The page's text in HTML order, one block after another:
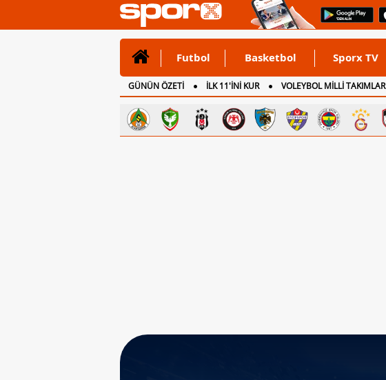
Futbol Basketbol Sporx TV
GÜNÜN ÖZETİ İLK 11'İNİ KUR VOLEYBOL MİLLİ TAKIMLAR
CANLI ANLATIM
İNGİLTERE